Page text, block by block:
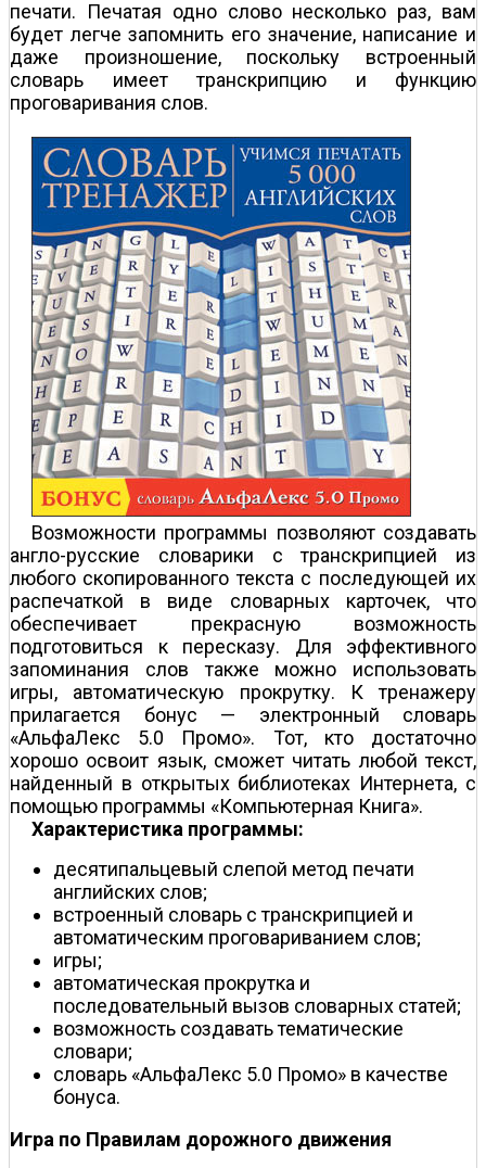
печати. Печатая одно слово несколько раз, вам
будет легче запомнить его значение, написание и
даже произношение, поскольку встроенный
словарь имеет транскрипцию и функцию
проговаривания слов.
Возможности программы позволяют создавать
англо-русские словарики с транскрипцией из
любого скопированного текста с последующей их
распечаткой в виде словарных карточек, что
обеспечивает прекрасную возможность
подготовиться к пересказу. Для эффективного
запоминания слов также можно использовать
игры, автоматическую прокрутку. К тренажеру
прилагается бонус — электронный словарь
«АльфаЛекс 5.0 Промо». Тот, кто достаточно
хорошо освоит язык, сможет читать любой текст,
найденный в открытых библиотеках Интернета, с
помощью программы «Компьютерная Книга».
Характеристика программы:
десятипальцевый слепой метод печати
английских слов;
встроенный словарь с транскрипцией и
автоматическим проговариванием слов;
игры;
автоматическая прокрутка и
последовательный вызов словарных статей;
возможность создавать тематические
словари;
словарь «АльфаЛекс 5.0 Промо» в качестве
бонуса.
Игра по Правилам дорожного движения